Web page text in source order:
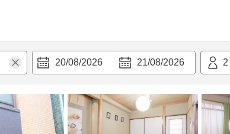
20/08/2026 21/08/2026 2